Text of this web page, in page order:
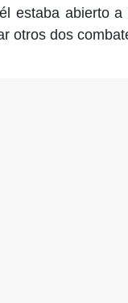
estaba abierto
otros dos